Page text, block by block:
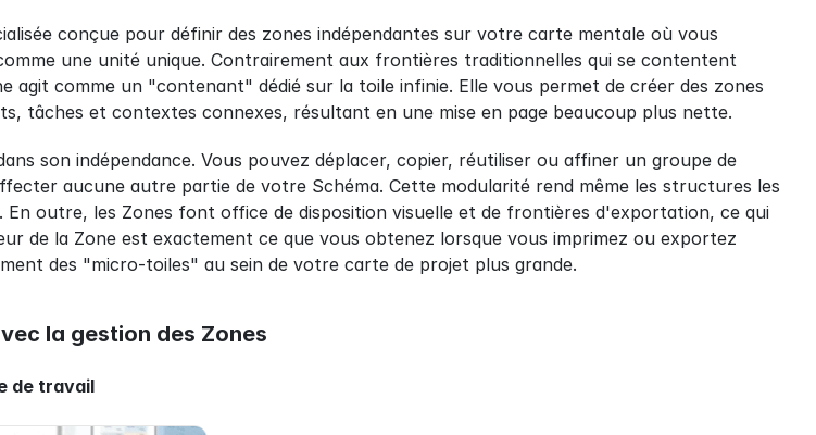
conçue pour définir des zones indépendantes sur votre carte mentale où vous
une unité unique. Contrairement aux frontières traditionnelles qui se contentent
agit comme un "contenant" dédié sur la toile infinie. Elle vous permet de créer des zones
tâches et contextes connexes, résultant en une mise en page beaucoup plus nette.
son indépendance. Vous pouvez déplacer, copier, réutiliser ou affiner un groupe de
aucune autre partie de votre Schéma. Cette modularité rend même les structures les
En outre, les Zones font office de disposition visuelle et de frontières d'exportation, ce qui
de la Zone est exactement ce que vous obtenez lorsque vous imprimez ou exportez
des "micro-toiles" au sein de votre carte de projet plus grande.
la gestion des Zones
de travail